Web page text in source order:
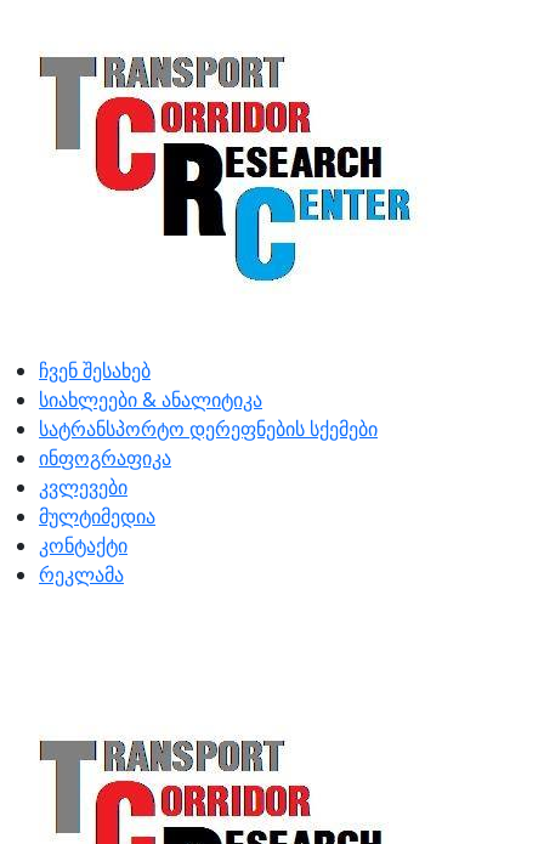
ჩვენ შესახებ
სიახლეები & ანალიტიკა
სატრანსპორტო დერეფნების სქემები
ინფოგრაფიკა
კვლევები
მულტიმედია
კონტაქტი
რეკლამა